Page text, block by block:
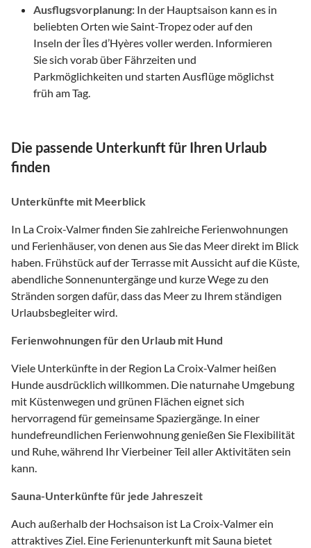
Ausflugsvorplanung: In der Hauptsaison kann es in
beliebten Orten wie Saint-Tropez oder auf den
Inseln der Îles d’Hyères voller werden. Informieren
Sie sich vorab über Fährzeiten und
Parkmöglichkeiten und starten Ausflüge möglichst
früh am Tag.
Die passende Unterkunft für Ihren Urlaub
finden
Unterkünfte mit Meerblick
In La Croix-Valmer finden Sie zahlreiche Ferienwohnungen
und Ferienhäuser, von denen aus Sie das Meer direkt im Blick
haben. Frühstück auf der Terrasse mit Aussicht auf die Küste,
abendliche Sonnenuntergänge und kurze Wege zu den
Stränden sorgen dafür, dass das Meer zu Ihrem ständigen
Urlaubsbegleiter wird.
Ferienwohnungen für den Urlaub mit Hund
Viele Unterkünfte in der Region La Croix-Valmer heißen
Hunde ausdrücklich willkommen. Die naturnahe Umgebung
mit Küstenwegen und grünen Flächen eignet sich
hervorragend für gemeinsame Spaziergänge. In einer
hundefreundlichen Ferienwohnung genießen Sie Flexibilität
und Ruhe, während Ihr Vierbeiner Teil aller Aktivitäten sein
kann.
Sauna-Unterkünfte für jede Jahreszeit
Auch außerhalb der Hochsaison ist La Croix-Valmer ein
attraktives Ziel. Eine Ferienunterkunft mit Sauna bietet